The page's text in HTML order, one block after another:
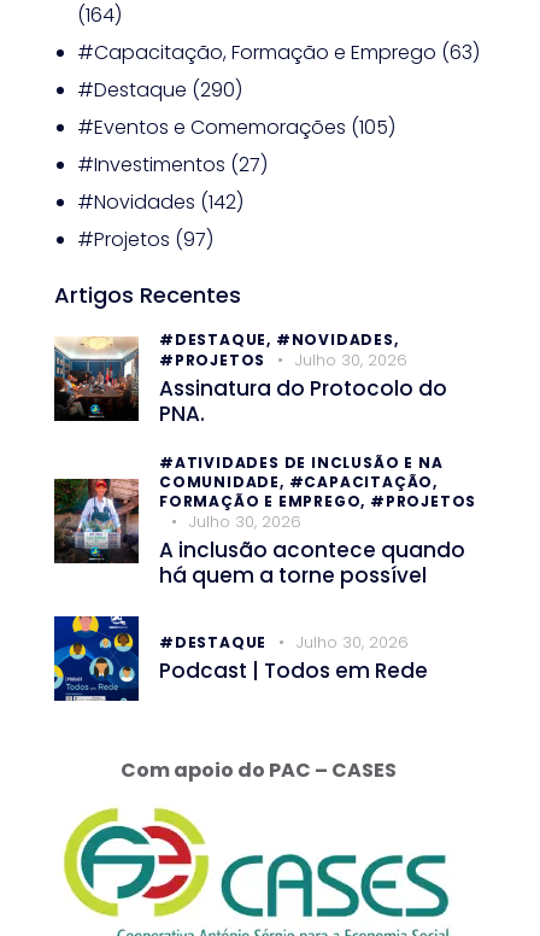
(164)
#Capacitação, Formação e Emprego (63)
#Destaque (290)
#Eventos e Comemorações (105)
#Investimentos (27)
#Novidades (142)
#Projetos (97)
Artigos Recentes
#DESTAQUE, #NOVIDADES,
#PROJETOS
Julho 30, 2026
Assinatura do Protocolo do
PNA.
#ATIVIDADES DE INCLUSÃO E NA
COMUNIDADE, #CAPACITAÇÃO,
FORMAÇÃO E EMPREGO, #PROJETOS
Julho 30, 2026
A inclusão acontece quando
há quem a torne possível
#DESTAQUE Julho 30, 2026
Podcast | Todos em Rede
Com apoio do PAC – CASES